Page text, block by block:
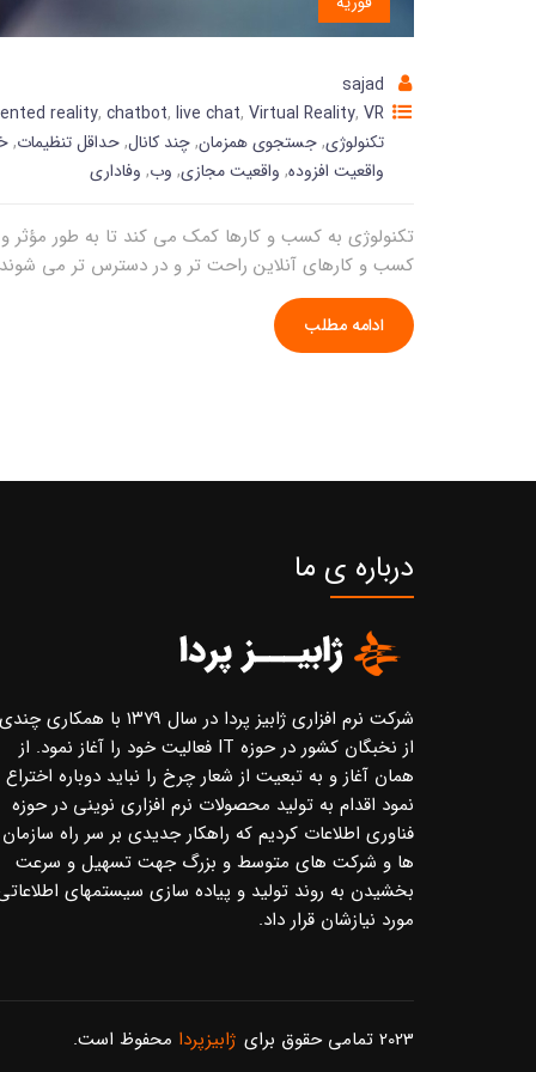
sajad
reality, chatbot, live chat, Virtual Reality, VR
تکنولوژی,جستجوی همزمان,چند کانال,حداقل تنظیمات,
واقعیت افزوده, واقعیت مجازی, وب, وفاداری
تکنولوژی به کسب و کارها کمک می کند تا به طور مؤثر
کسب و کارهای آنلاین راحت تر و در دسترس تر می
ادامه مطلب
درباره ی ما
شرکت نرم افزاری ژابیز پردا در سال ۱۳۷۹ با همکاری چندی
از نخبگان کشور در حوزه IT فعالیت خود را آغاز نمود. از
همان آغاز و به تبعیت از شعار چرخ را نباید دوباره اختراع
نمود اقدام به تولید محصولات نرم افزاری نوینی در حوزه
فناوری اطلاعات کردیم که راهکار جدیدی بر سر راه سازمان
ها و شرکت های متوسط و بزرگ جهت تسهیل و سرعت
بخشیدن به روند تولید و پیاده سازی سیستمهای
مورد نیازشان قرار داد.
2023 تمامی حقوق برای ژابیزپردا محفوظ است.